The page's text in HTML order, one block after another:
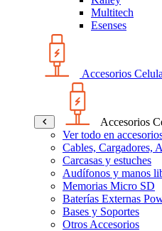
Multitech
Esenses
Accesorios
Accesorios
Ver todo en
Cables, Cargadores,
Carcasas y estuches
Audífonos y manos
Memorias Micro SD
Baterías Externas
Bases y Soportes
Otros Accesorios